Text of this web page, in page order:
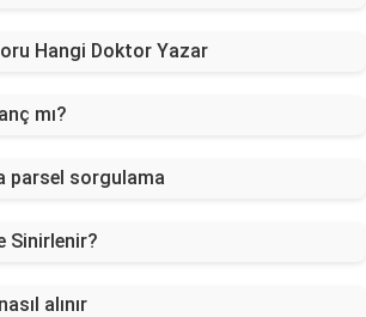
Hangi Doktor Yazar
mı?
parsel sorgulama
Sinirlenir?
alınır